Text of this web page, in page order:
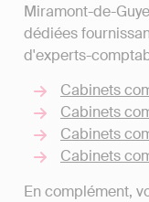
Miramont-de-
dédiées
d'experts-
Cabinets
Cabinets
Cabinets
Cabinets
En complément,